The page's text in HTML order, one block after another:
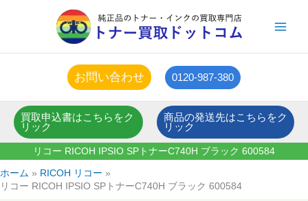
ス
お問い合わせ 0120-987-380
買取申込書はこちらをク
リック
商品の発送先はこちらをク
リック
リコー RICOH IPSIO SPトナーC740H ブラック 600584
ホーム
RICOH リコー
リコー RICOH IPSIO SPトナーC740H ブラック 600584